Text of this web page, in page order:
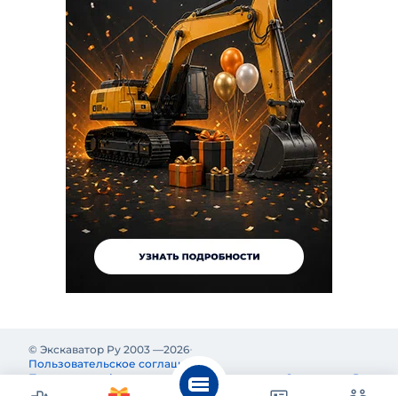
© Экскаватор Ру 2003 —2026
Пользовательское соглашение
Политика конфиденциальности
Реклама на Экскаватор Ру